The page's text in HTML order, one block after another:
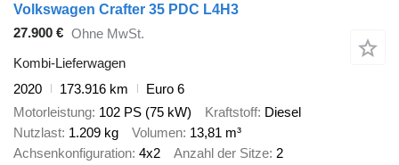
Volkswagen Crafter 35 PDC L4H3
27.900 € Ohne MwSt.
Kombi-Lieferwagen
2020
173.916 km
Euro 6
Motorleistung 102 PS (75 kW) Kraftstoff Diesel
Nutzlast 1.209 kg Volumen 13,81 m³
Achsenkonfiguration 4x2 Anzahl der Sitze 2